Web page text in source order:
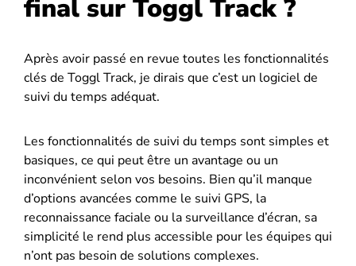
final sur Toggl Track ?
Après avoir passé en revue toutes les fonctionnalités
clés de Toggl Track, je dirais que c’est un logiciel de
suivi du temps adéquat.
Les fonctionnalités de suivi du temps sont simples et
basiques, ce qui peut être un avantage ou un
inconvénient selon vos besoins. Bien qu’il manque
d’options avancées comme le suivi GPS, la
reconnaissance faciale ou la surveillance d’écran, sa
simplicité le rend plus accessible pour les équipes qui
n’ont pas besoin de solutions complexes.